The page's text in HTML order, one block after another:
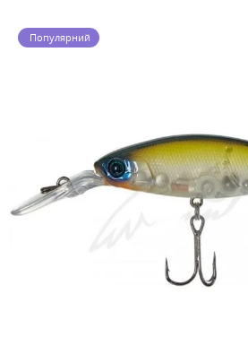
Популярний